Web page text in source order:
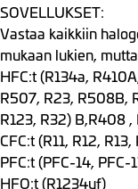
SOVELLUKSET:
Vastaa kaikkiin
mukaan lukien,
HFC:t (R134a,
R507, R23, R508B,
R123, R32) B,R408
CFC:t (R11, R12,
PFC:t (PFC-14, PFC-
HFO:t (R1234yf)